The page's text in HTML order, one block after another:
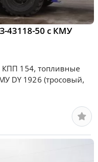
43118-50 с КМУ
КПП 154, топливные
DY 1926 (тросовый,